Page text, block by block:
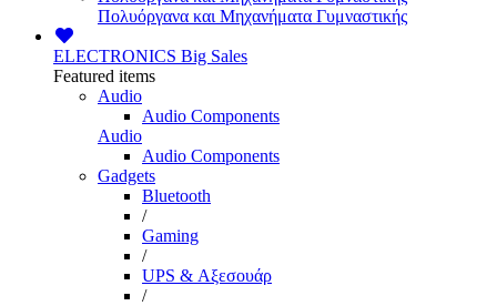
Πολυόργανα και Μηχανήματα Γυμναστικής
ELECTRONICS Big Sales
Featured items
Audio
Audio Components
Audio
Audio Components
Gadgets
Bluetooth
/
Gaming
/
UPS & Αξεσουάρ
/